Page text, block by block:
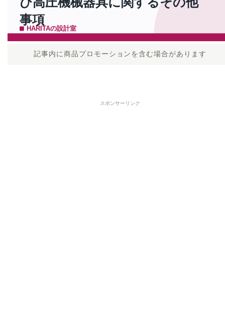
記事内に商品プロモーションを含む場合があります
スポンサーリンク